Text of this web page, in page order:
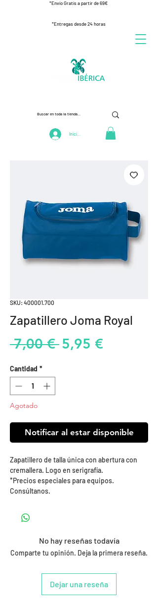
*Envío Gratis a partir de 69€
*Entregas desde 24 horas
Iniciar Sesión
SKU: 400001.700
Zapatillero Joma Royal
7,00 € Precio
5,95 €Precio
Cantidad *
Agotado
Notificar al estar disponible
Zapatillero de talla única con abertura con
cremallera. Logo en serigrafía.
*Precios especiales para equipos.
Consúltanos.
No hay reseñas todavía
Comparte tu opinión. Deja la primera reseña.
Dejar una reseña